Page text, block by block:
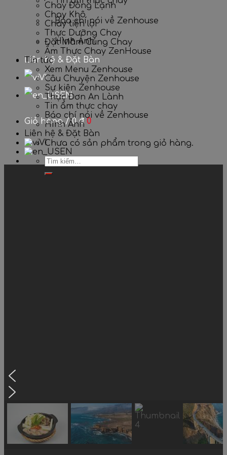
Báo chí nói về Zenhouse
Hình Ảnh
Liên hệ & Đặt Bàn
VI
EN
Giỏ hàng /0₫ 0
Chưa có sản phẩm trong giỏ hàng.
Chay Đông Lạnh
Chay Khô
Chay tiện lợi
Thực Dưỡng Chay
Đặt Mâm Cúng Chay
Ẩm Thực Chay ZenHouse
Tin tức
Xem Menu Zenhouse
Câu Chuyện Zenhouse
Sự kiện Zenhouse
Thực Đơn An Lành
Tin ẩm thực chay
Báo chí nói về Zenhouse
Hình Ảnh
Liên hệ & Đặt Bàn
VI
EN